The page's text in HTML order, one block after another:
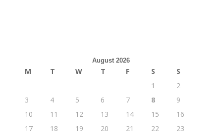
August 2026
M T W T F S
S
1
2
3
4 5 6 7 8
9
10
11 12 13 14 15
16
17
18 19 20 21 22
23